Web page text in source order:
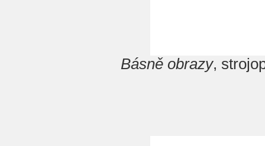
Básně obrazy,